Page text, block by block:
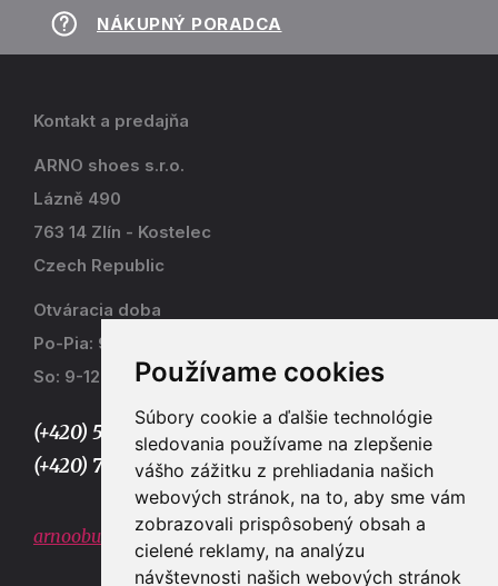
Používame cookies
Súbory cookie a ďalšie technológie
sledovania používame na zlepšenie
vášho zážitku z prehliadania našich
webových stránok, na to, aby sme vám
zobrazovali prispôsobený obsah a
cielené reklamy, na analýzu
návštevnosti našich webových stránok
NÁKUPNÝ PORADCA
Kontakt a predajňa
ARNO shoes s.r.o.
Lázně 490
763 14 Zlín - Kostelec
Czech Republic
Otváracia doba
Po-Pia: 9-17
So: 9-12
(+420) 577 915 036,
(+420) 773 667 390
arnoobuv@gmail.com